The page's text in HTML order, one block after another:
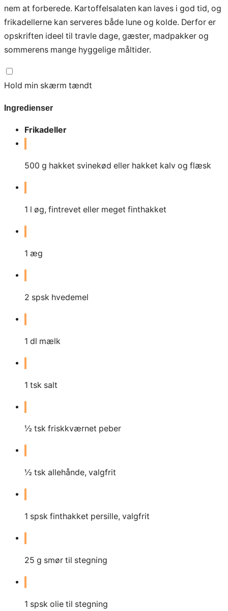
nem at forberede. Kartoffelsalaten kan laves i god tid, og
frikadellerne kan serveres både lune og kolde. Derfor er
opskriften ideel til travle dage, gæster, madpakker og
sommerens mange hyggelige måltider.
Hold min skærm tændt
Ingredienser
Frikadeller
500 g hakket svinekød eller hakket kalv og flæsk
1 l øg, fintrevet eller meget finthakket
1 æg
2 spsk hvedemel
1 dl mælk
1 tsk salt
½ tsk friskkværnet peber
½ tsk allehånde, valgfrit
1 spsk finthakket persille, valgfrit
25 g smør til stegning
1 spsk olie til stegning